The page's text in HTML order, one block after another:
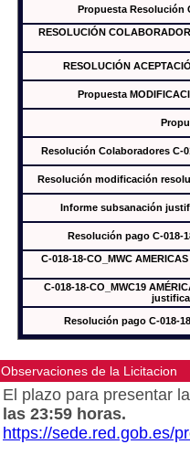
Propuesta Resolución
RESOLUCIÓN
RESOLUCIÓN
Propuesta
Resolución Colaboradores C-
Resolución modificación
Informe subsanación
Resolución pago C-018-
C-018-18-CO_MWC
C-018-18-CO_MWC19
Resolución pago C-018-
Observaciones de la Licitacion
El plazo para presentar
las 23:59 horas.
https://sede.red.gob.es/